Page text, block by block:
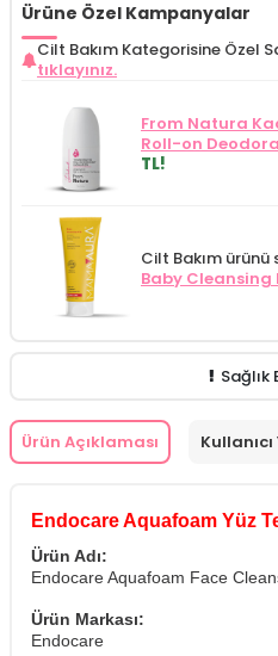
Ürüne Özel Kampanyalar
Cilt Bakım Kategorisine Özel
tıklayınız.
From Natura
Roll-on
TL!
Cilt Bakım ürünü
Baby Cleansing
Sağlık
Ürün Açıklaması
Endocare Aquafoam Yüz
Ürün Adı:
Endocare Aquafoam Face
Ürün Markası:
Endocare